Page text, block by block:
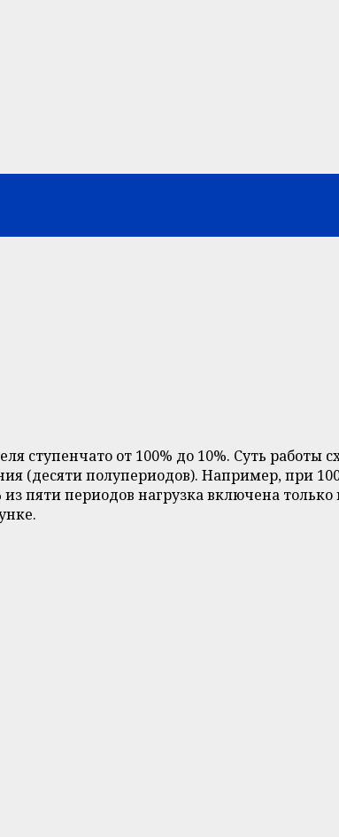
ступенчато от 100% до 10%. Суть работы
(десяти полупериодов). Например, при
пяти периодов нагрузка включена